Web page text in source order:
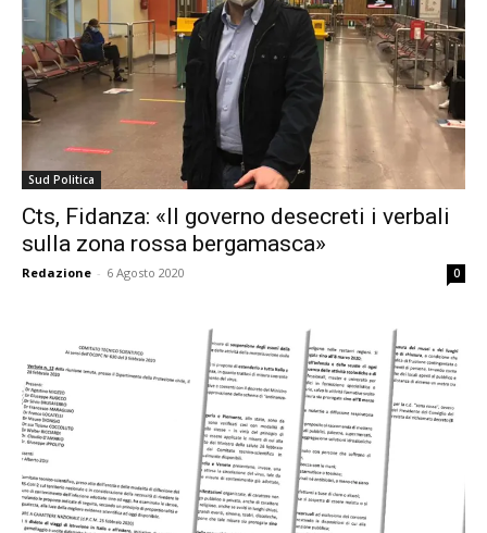
Sud Politica
Cts, Fidanza: «Il governo desecreti i verbali
sulla zona rossa bergamasca»
Redazione - 6 Agosto 2020 0